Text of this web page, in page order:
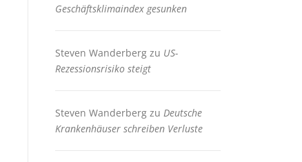
Geschäftsklimaindex gesunken
Steven Wanderberg zu US-
Rezessionsrisiko steigt
Steven Wanderberg zu Deutsche
Krankenhäuser schreiben Verluste